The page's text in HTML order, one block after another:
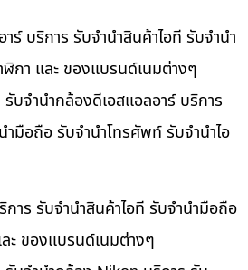
ร์ บริการ รับจำนำสินค้าไอที รับจำนำ
กา และ ของแบรนด์เนมต่างๆ
บจำนำกล้องดีเอสแอลอาร์ บริการ
ำมือถือ รับจำนำโทรศัพท์ รับจำนำไอ
าร รับจำนำสินค้าไอที รับจำนำมือถือ
ะ ของแบรนด์เนมต่างๆ